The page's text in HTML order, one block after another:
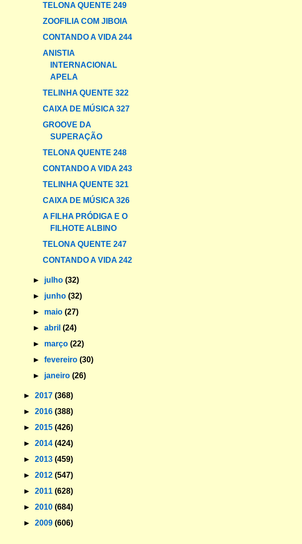
TELONA QUENTE 249
ZOOFILIA COM JIBOIA
CONTANDO A VIDA 244
ANISTIA
INTERNACIONAL
APELA
TELINHA QUENTE 322
CAIXA DE MÚSICA 327
GROOVE DA
SUPERAÇÃO
TELONA QUENTE 248
CONTANDO A VIDA 243
TELINHA QUENTE 321
CAIXA DE MÚSICA 326
A FILHA PRÓDIGA E O
FILHOTE ALBINO
TELONA QUENTE 247
CONTANDO A VIDA 242
► julho(32)
► junho(32)
► maio(27)
►abril(24)
► março(22)
►fevereiro(30)
► janeiro(26)
► 2017 (368)
► 2016 (388)
► 2015 (426)
► 2014 (424)
► 2013 (459)
► 2012 (547)
► 2011 (628)
► 2010 (684)
► 2009 (606)